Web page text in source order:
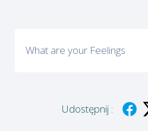
What are your Feelings
Udostępnij :